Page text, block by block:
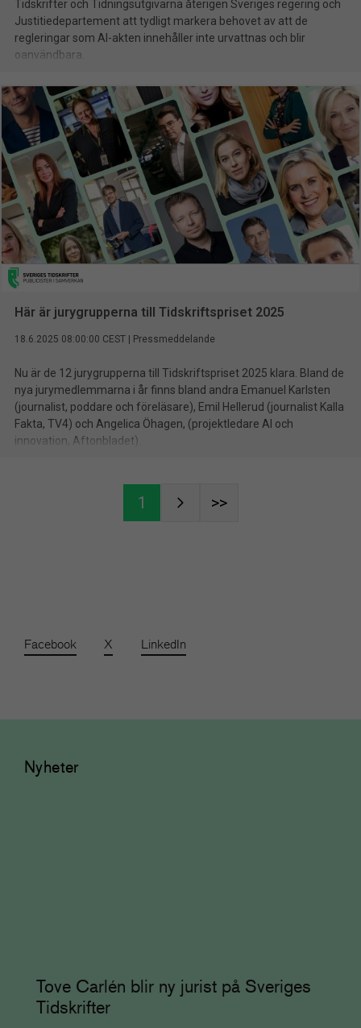
Facebook X LinkedIn
Nyheter
Tove Carlén blir ny jurist på Sveriges
Tidskrifter